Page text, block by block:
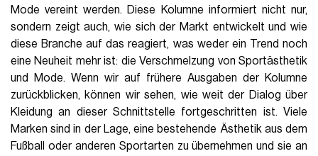
Mode vereint werden. Diese Kolumne informiert nicht nur,
sondern zeigt auch, wie sich der Markt entwickelt und wie
diese Branche auf das reagiert, was weder ein Trend noch
eine Neuheit mehr ist: die Verschmelzung von Sportästhetik
und Mode. Wenn wir auf frühere Ausgaben der Kolumne
zurückblicken, können wir sehen, wie weit der Dialog über
Kleidung an dieser Schnittstelle fortgeschritten ist. Viele
Marken sind in der Lage, eine bestehende Ästhetik aus dem
Fußball oder anderen Sportarten zu übernehmen und sie an